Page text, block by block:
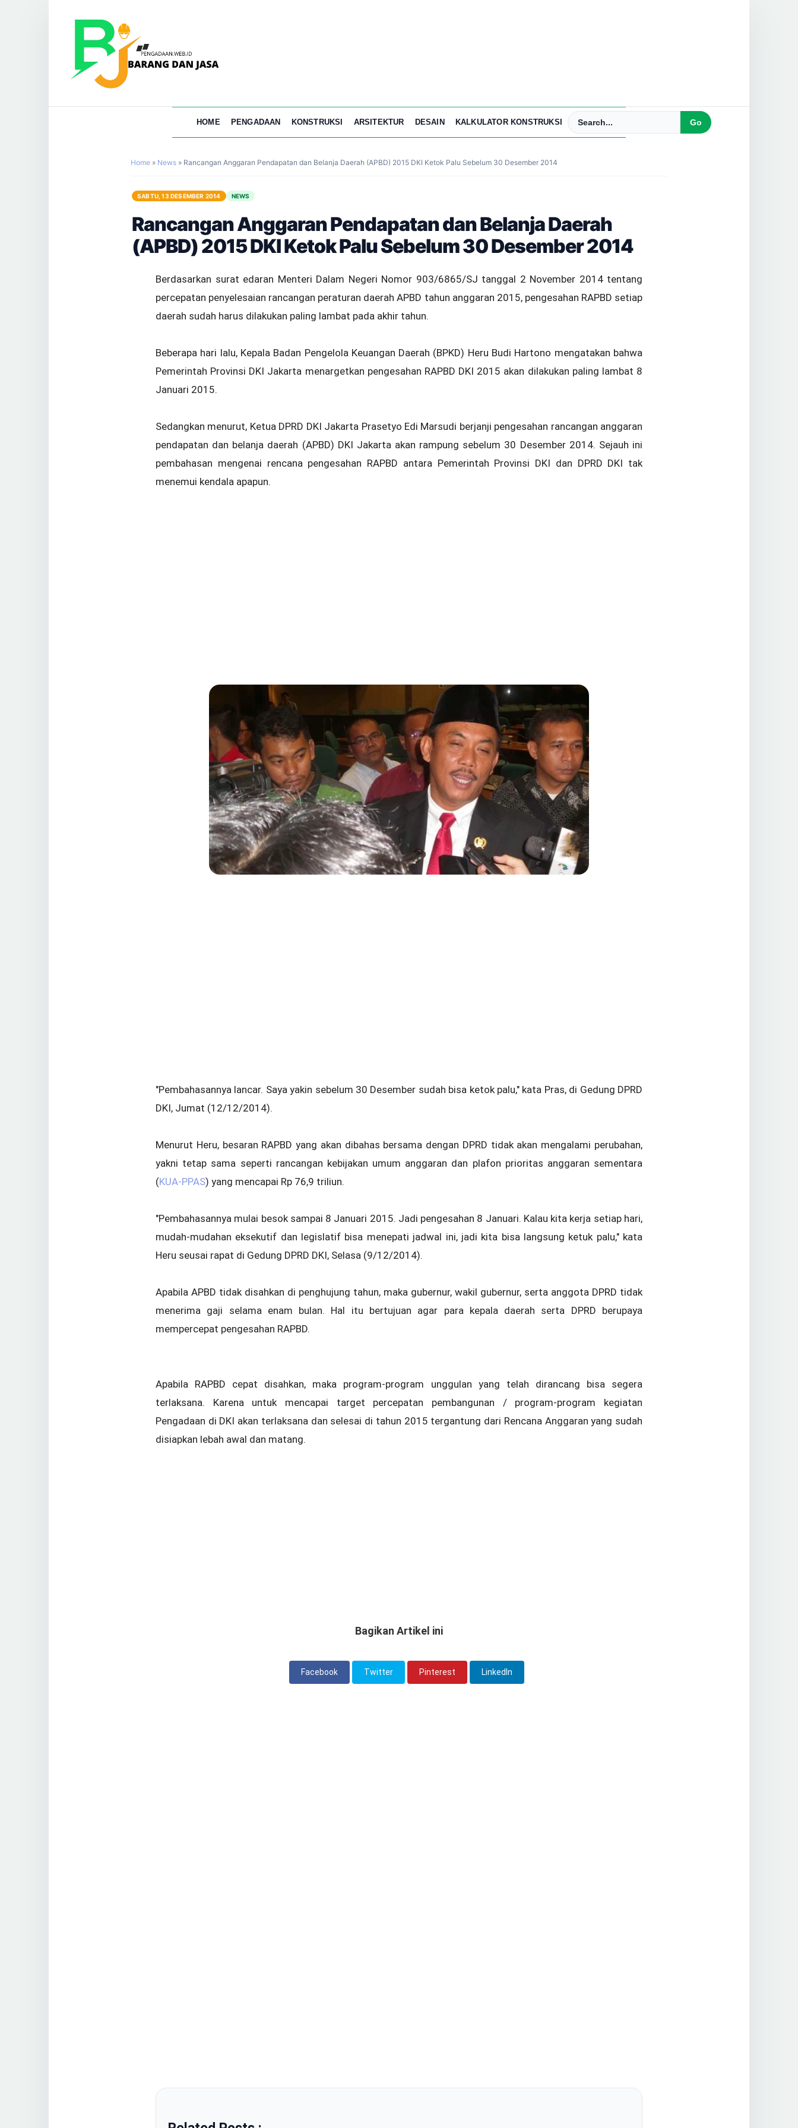
HOME PENGADAAN KONSTRUKSI ARSITEKTUR DESAIN KALKULATOR KONSTRUKSI
Home » News » Rancangan Anggaran Pendapatan dan Belanja Daerah (APBD) 2015 DKI Ketok Palu Sebelum 30 Desember 2014
SABTU, 13 DESEMBER 2014 NEWS
Rancangan Anggaran Pendapatan dan Belanja Daerah
(APBD) 2015 DKI Ketok Palu Sebelum 30 Desember 2014
Berdasarkan surat edaran Menteri Dalam Negeri Nomor 903/6865/SJ tanggal 2 November 2014 tentang
percepatan penyelesaian rancangan peraturan daerah APBD tahun anggaran 2015, pengesahan RAPBD setiap
daerah sudah harus dilakukan paling lambat pada akhir tahun.
Beberapa hari lalu, Kepala Badan Pengelola Keuangan Daerah (BPKD) Heru Budi Hartono mengatakan bahwa
Pemerintah Provinsi DKI Jakarta menargetkan pengesahan RAPBD DKI 2015 akan dilakukan paling lambat 8
Januari 2015.
Sedangkan menurut, Ketua DPRD DKI Jakarta Prasetyo Edi Marsudi berjanji pengesahan rancangan anggaran
pendapatan dan belanja daerah (APBD) DKI Jakarta akan rampung sebelum 30 Desember 2014. Sejauh ini
pembahasan mengenai rencana pengesahan RAPBD antara Pemerintah Provinsi DKI dan DPRD DKI tak
menemui kendala apapun.
"Pembahasannya lancar. Saya yakin sebelum 30 Desember sudah bisa ketok palu," kata Pras, di Gedung DPRD
DKI, Jumat (12/12/2014).
Menurut Heru, besaran RAPBD yang akan dibahas bersama dengan DPRD tidak akan mengalami perubahan,
yakni tetap sama seperti rancangan kebijakan umum anggaran dan plafon prioritas anggaran sementara
(KUA-PPAS) yang mencapai Rp 76,9 triliun.
"Pembahasannya mulai besok sampai 8 Januari 2015. Jadi pengesahan 8 Januari. Kalau kita kerja setiap hari,
mudah-mudahan eksekutif dan legislatif bisa menepati jadwal ini, jadi kita bisa langsung ketuk palu," kata
Heru seusai rapat di Gedung DPRD DKI, Selasa (9/12/2014).
Apabila APBD tidak disahkan di penghujung tahun, maka gubernur, wakil gubernur, serta anggota DPRD tidak
menerima gaji selama enam bulan. Hal itu bertujuan agar para kepala daerah serta DPRD berupaya
mempercepat pengesahan RAPBD.
Apabila RAPBD cepat disahkan, maka program-program unggulan yang telah dirancang bisa segera
terlaksana. Karena untuk mencapai target percepatan pembangunan / program-program kegiatan
Pengadaan di DKI akan terlaksana dan selesai di tahun 2015 tergantung dari Rencana Anggaran yang sudah
disiapkan lebah awal dan matang.
Bagikan Artikel ini
Facebook Twitter Pinterest LinkedIn